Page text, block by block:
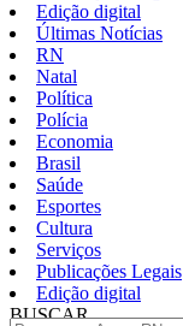
Edição digital
Últimas Notícias
RN
Natal
Política
Polícia
Economia
Brasil
Saúde
Esportes
Cultura
Serviços
Publicações Legais
Edição digital
BUSCAR